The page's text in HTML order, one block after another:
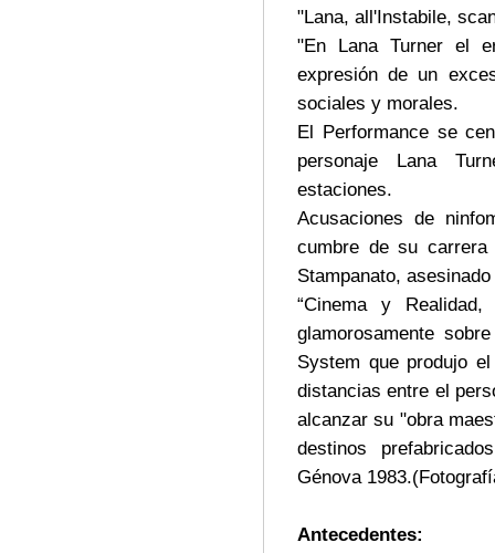
"Lana, all'Instabile,
"En Lana Turner el
expresión de un
sociales y morales.
El Performance se
personaje Lana
estaciones.
Acusaciones de
cumbre de su carrera
Stampanato,
“Cinema y
glamorosamente
System que produjo
distancias entre el
alcanzar su "obra
destinos
Génova
Antecedentes: